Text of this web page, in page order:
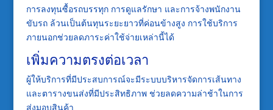
การลงทุนซื้อรถบรรทุก การดูแลรักษา และการจ้างพนักงาน
ขับรถ ล้วนเป็นต้นทุนระยะยาวที่ค่อนข้างสูง การใช้บริการ
ภายนอกช่วยลดภาระค่าใช้จ่ายเหล่านี้ได้
เพิ่มความตรงต่อเวลา
ผู้ให้บริการที่มีประสบการณ์จะมีระบบบริหารจัดการเส้นทาง
และตารางขนส่งที่มีประสิทธิภาพ ช่วยลดความล่าช้าในการ
ส่งมอบสินค้า